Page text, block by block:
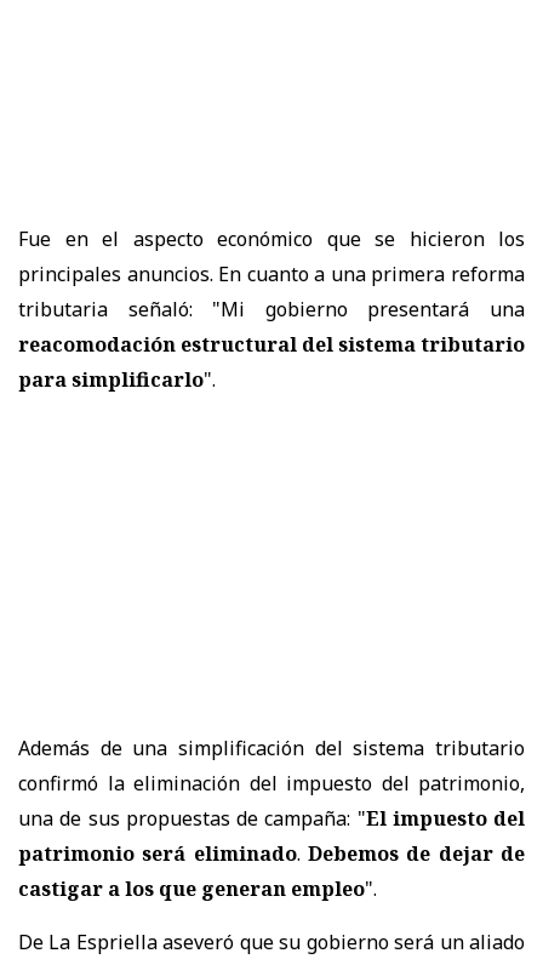
Fue en el aspecto económico que se hicieron los
principales anuncios. En cuanto a una primera reforma
tributaria señaló: "Mi gobierno presentará una
reacomodación estructural del sistema tributario
para simplificarlo".
Además de una simplificación del sistema tributario
confirmó la eliminación del impuesto del patrimonio,
una de sus propuestas de campaña: "El impuesto del
patrimonio será eliminado.Debemos de dejar de
castigar a los que generan empleo".
De La Espriella aseveró que su gobierno será un aliado